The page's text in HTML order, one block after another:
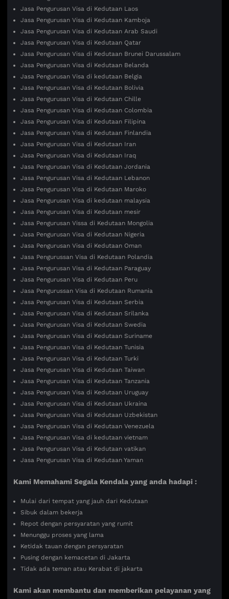
Jasa Pengurusan Visa di Kedutaan Laos
Jasa Pengurusan Visa di Kedutaan Kamboja
Jasa Pengurusan Visa di Kedutaan Arab Saudi
Jasa Pengurusan Visa di Kedutaan Qatar
Jasa Pengurusan Visa di Kedutaan Brunei Darussalam
Jasa Pengurusan Visa di Kedutaan Belanda
Jasa Pengurusan Visa di kedutaan Belgia
Jasa Pengurusan Visa di Kedutaan Bolivia
Jasa Pengurusan Visa di Kedutaan Chille
Jasa Pengurusan Visa di Kedutaan Colombia
Jasa Pengurusan Visa di Kedutaan Filipina
Jasa Pengurusan Visa di Kedutaan Finlandia
Jasa Pengurusan Visa di Kedutaan Iran
Jasa Pengurusan Visa di Kedutaan Iraq
Jasa Pengurusan Visa di Kedutaan Jordania
Jasa Pengurusan Visa di Kedutaan Lebanon
Jasa Pengurusan Visa di Kedutaan Maroko
Jasa Pengurusan Visa di kedutaan malaysia
Jasa Pengurusan Visa di Kedutaan mesir
Jasa Pengurusan Vissa di Kedutaan Mongolia
Jasa Pengurusan Visa di Kedutaan Nigeria
Jasa Pengurusan Visa di Kedutaan Oman
Jasa Pengurussan Visa di Kedutaan Polandia
Jasa Pengurusan Visa di Kedutaan Paraguay
Jasa Pengurusan Visa di Kedutaan Peru
Jasa Pengurussan Visa di Kedutaan Rumania
Jasa Pengurusan Visa di Kedutaan Serbia
Jasa Pengurusan Visa di Kedutaan Srilanka
Jasa Pengurusan Visa di Kedutaan Swedia
Jasa Pengurusan Visa di Kedutaan Suriname
Jasa Pengurusan Visa di Kedutaan Tunisia
Jasa Pengurusan Visa di Kedutaan Turki
Jasa Pengurusan Visa di Kedutaan Taiwan
Jasa Pengurusan Visa di Kedutaan Tanzania
Jasa Pengurusan Visa di Kedutaan Uruguay
Jasa Pengurusan Visa di Kedutaan Ukraina
Jasa Pengurusan Visa di Kedutaan Uzbekistan
Jasa Pengurusan Visa di Kedutaan Venezuela
Jasa Pengurusan Visa di kedutaan vietnam
Jasa Pengurusan Visa di Kedutaan vatikan
Jasa Pengurusan Visa di Kedutaan Yaman
Kami Memahami Segala Kendala yang anda hadapi :
Mulai dari tempat yang jauh dari Kedutaan
Sibuk dalam bekerja
Repot dengan persyaratan yang rumit
Menunggu proses yang lama
Ketidak tauan dengan persyaratan
Pusing dengan kemacetan di Jakarta
Tidak ada teman atau Kerabat di jakarta
Kami akan membantu dan memberikan pelayanan yang